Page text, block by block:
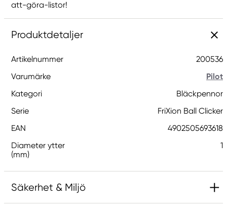
att-göra-listor!
Produktdetaljer
Artikelnummer
200536
Varumärke
Pilot
Kategori
Bläckpennor
Serie
FriXion Ball Clicker
EAN
4902505693618
Diameter ytter
(mm)
1
Säkerhet & Miljö